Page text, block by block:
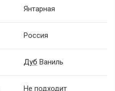
Янтарная
Россия
Дуб Ваниль
Не подходит